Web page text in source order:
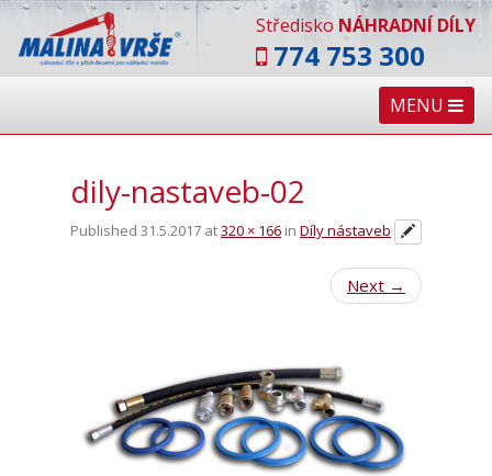
Středisko NÁHRADNÍ DÍLY
774 753 300
MENU
dily-nastaveb-02
Published 31.5.2017 at320 × 166 in Díly nástaveb
Next →